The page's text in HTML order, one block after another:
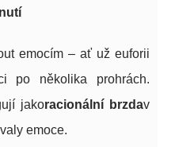
emocím – ať už euforii
po několika prohrách.
jakoracionální brzdav
emoce.